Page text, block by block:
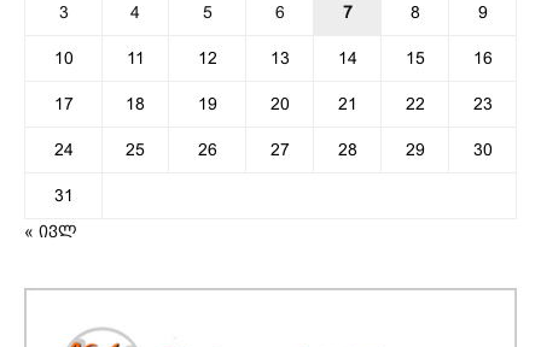
3 4 5 6 7 8 9
10 11 12 13 14 15 16
17 18 19 20 21 22 23
24 25 26 27 28 29 30
31
« ივლ